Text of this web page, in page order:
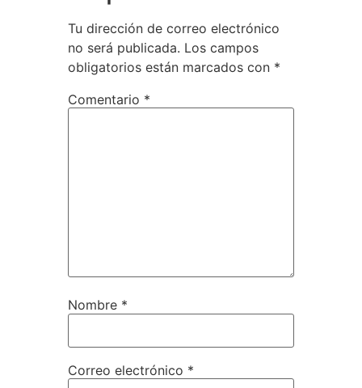
Tu dirección de correo electrónico
no será publicada. Los campos
obligatorios están marcados con *
Comentario *
Nombre *
Correo electrónico *